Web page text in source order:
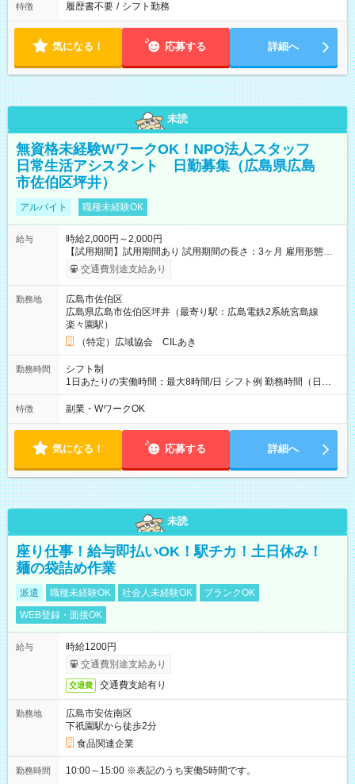
特徴 履歴書不要 / シフト勤務
気になる！ 応募する 詳細へ
未読
無資格未経験WワークOK！NPO法人スタッフ
日常生活アシスタント 日勤募集（広島県広島
市佐伯区坪井）
アルバイト 職種未経験OK
給与
時給2,000円～2,000円
【試用期間】試用期間あり 試用期間の長さ：3ヶ月 雇用形態、
給与は本採用時と同じです。
交通費別途支給あり
勤務地
広島市佐伯区
広島県広島市佐伯区坪井（最寄り駅：広島電鉄2系統宮島線
楽々園駅）
（特定）広域協会 CILあき
勤務時間
シフト制
1日あたりの実働時間：最大8時間/日 シフト例 勤務時間（日
勤）・8時～18時 （実働時間8時間 待機休憩2時間）（日勤1回
あたりの給与 2万円）
特徴 副業・WワークOK
気になる！ 応募する 詳細へ
未読
座り仕事！給与即払いOK！駅チカ！土日休み！
麺の袋詰め作業
派遣 職種未経験OK 社会人未経験OK
ブランクOK
WEB登録・面接OK
給与
時給1200円
交通費別途支給あり
交通費 交通費支給有り
勤務地
広島市安佐南区
下祇園駅から徒歩2分
食品関連企業
勤務時間 10:00～15:00 ※表記のうち実働5時間です。